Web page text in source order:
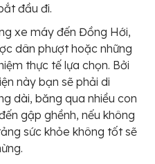
đầu đi.
xe máy đến Đồng Hới,
dân phượt hoặc những
thực tế lựa chọn. Bởi
này bạn sẽ phải di
dài, băng qua nhiều con
gập ghềnh, nếu không
sức khỏe không tốt sẽ